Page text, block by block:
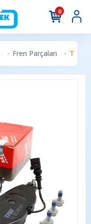
0
Fren Parçaları TRW